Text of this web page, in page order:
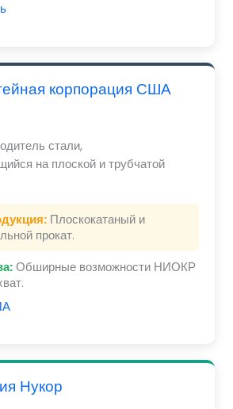
корпорация США
стали,
на плоской и трубчатой
Плоскокатаный и
прокат.
Обширные возможности НИОКР
Нукор